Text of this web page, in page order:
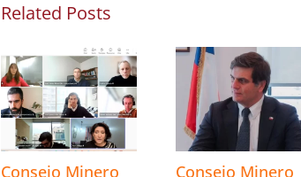
Related Posts
Consejo Minero
Consejo Minero